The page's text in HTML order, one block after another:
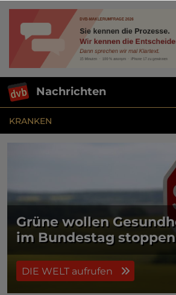
Nachrichten
KRANKEN
Grüne wollen
im Bundestag stoppen
DIE WELT aufrufen